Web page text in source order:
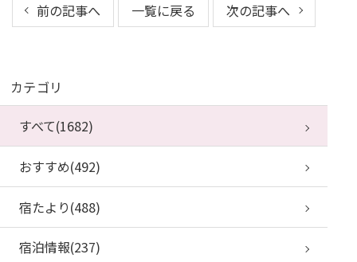
前の記事へ 一覧に戻る 次の記事へ
カテゴリ
すべて(1682)
おすすめ(492)
宿たより(488)
宿泊情報(237)